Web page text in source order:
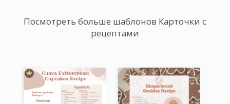
Посмотреть больше шаблонов Карточки с
рецептами